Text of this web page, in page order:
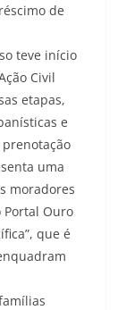
de
teve início
Civil
etapas,
e
uma
moradores
Ouro
que é